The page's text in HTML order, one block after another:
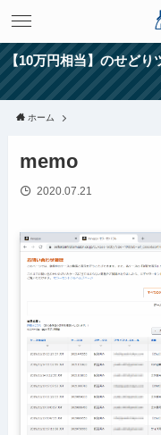
【10万円相当】のせどり
ホーム
memo
2020.07.21